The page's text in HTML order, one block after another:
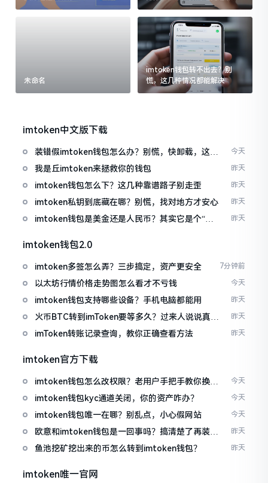
跌被套牢
未命名
imtoken钱包转不出去？别
慌，这几种情况都能解决
imtoken中文版下载
装错假imtoken钱包怎么办？别慌，快卸载，这几
招能救急
今天
我是丘imtoken来拯救你的钱包 昨天
imtoken钱包怎么下？这几种靠谱路子别走歪 昨天
imtoken私钥到底藏在哪？别慌，找对地方才安心 昨天
imtoken钱包是美金还是人民币？其实它是个“多
昨天
imtoken钱包2.0
imtoken多签怎么弄？三步搞定，资产更安全 7分钟前
以太坊行情价格走势图怎么看才不亏钱 今天
imtoken钱包支持哪些设备？手机电脑都能用 昨天
火币BTC转到imToken要等多久？过来人说说真实
情况
昨天
imToken转账记录查询，教你正确查看方法 昨天
imtoken官方下载
imtoken钱包怎么改权限？老用户手把手教你换主
人
今天
imtoken钱包kyc通道关闭，你的资产咋办？ 今天
imtoken钱包唯一在哪？别乱点，小心假网站 今天
欧意和imtoken钱包是一回事吗？搞清楚了再装钱
包
昨天
鱼池挖矿挖出来的币怎么转到imtoken钱包？ 昨天
imtoken唯一官网